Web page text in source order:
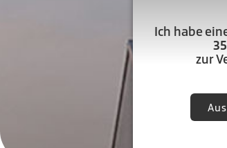
Ich habe
zur